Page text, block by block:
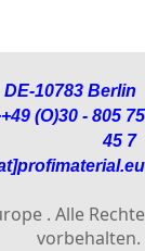
DE-10783 Berlin
(O)30 - 805 75
45 7
. Alle Rechte
vorbehalten.